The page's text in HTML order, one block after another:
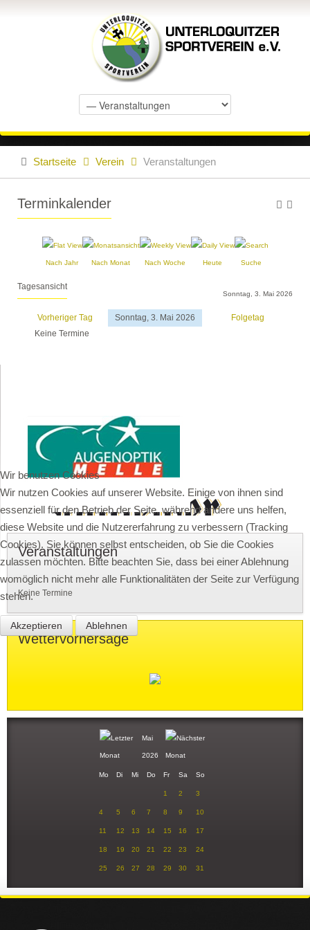
Startseite Verein Veranstaltungen
Terminkalender
Nach Jahr Nach Monat Nach Woche Heute Suche
Tagesansicht
Sonntag, 3. Mai 2026
Vorheriger Tag Sonntag, 3. Mai 2026
Folgetag
Keine Termine
Veranstaltungen
Keine Termine
Wettervorhersage
Mai
2026
Mo Di Mi Do Fr Sa So
1 2 3
4 5 6 7 8 9 10
11 12 13 14 15 16 17
18 19 20 21 22 23 24
25 26 27 28 29 30 31
Wir benutzen Cookies
Wir nutzen Cookies auf unserer Website. Einige von ihnen sind
essenziell für den Betrieb der Seite, während andere uns helfen,
diese Website und die Nutzererfahrung zu verbessern (Tracking
Cookies). Sie können selbst entscheiden, ob Sie die Cookies
zulassen möchten. Bitte beachten Sie, dass bei einer Ablehnung
womöglich nicht mehr alle Funktionalitäten der Seite zur Verfügung
stehen.
Akzeptieren Ablehnen